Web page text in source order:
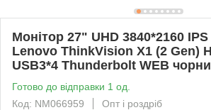
Монітор 27" UHD 3840*2160
Lenovo ThinkVision X1 (2 Gen)
USB3*4 Thunderbolt WEB
Готово до відправки 1 од.
Код: NM066959
Опт і роздріб